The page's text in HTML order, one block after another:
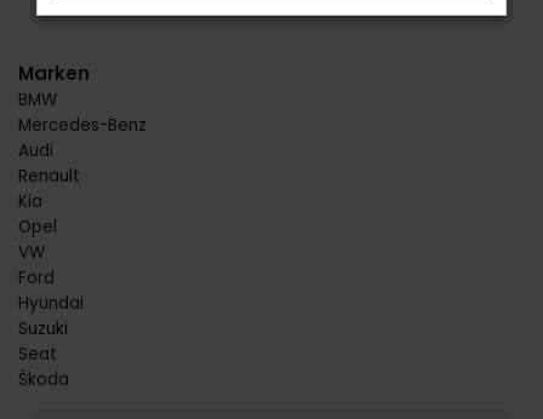
Marken
BMW
Mercedes-Benz
Audi
Renault
Kia
Opel
VW
Ford
Hyundai
Suzuki
Seat
Škoda